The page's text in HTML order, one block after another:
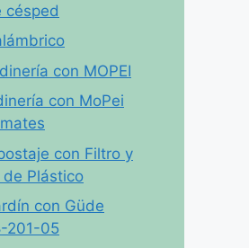
césped
con MOPEI
con MoPei
con Filtro y
Plástico
con Güde
201-05